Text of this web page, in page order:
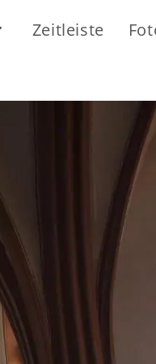
Zeitleiste